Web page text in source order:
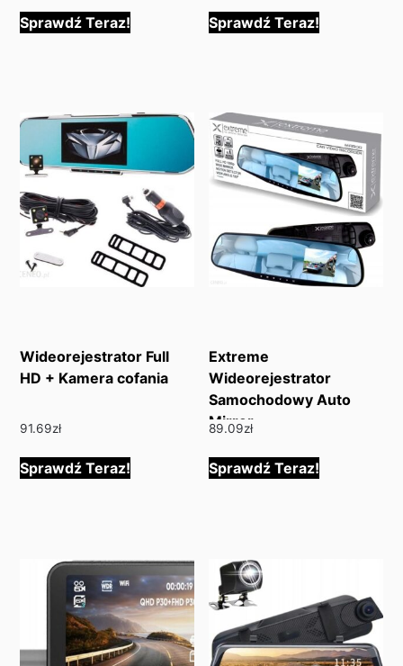
Sprawdź Teraz! Sprawdź Teraz!
Wideorejestrator Full
HD + Kamera cofania
91.69zł
Sprawdź Teraz!
Extreme
Wideorejestrator
Samochodowy Auto
Mirror
89.09zł
Sprawdź Teraz!